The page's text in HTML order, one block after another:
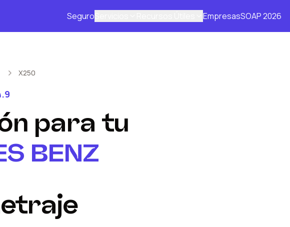
Seguro EmpresasSOAP 2026
X250
para tu
BENZ